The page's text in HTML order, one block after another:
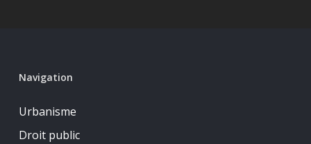
Navigation
Urbanisme
Droit public